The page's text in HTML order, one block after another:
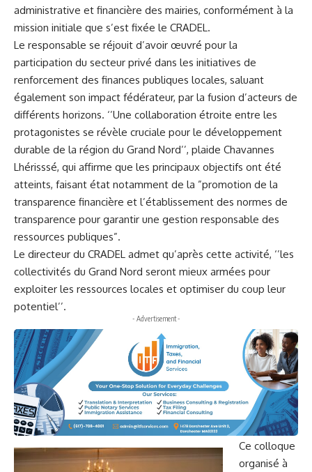
administrative et financière des mairies, conformément à la
mission initiale que s’est fixée le CRADEL.
Le responsable se réjouit d’avoir œuvré pour la
participation du secteur privé dans les initiatives de
renforcement des finances publiques locales, saluant
également son impact fédérateur, par la fusion d’acteurs de
différents horizons. ‘’Une collaboration étroite entre les
protagonistes se révèle cruciale pour le développement
durable de la région du Grand Nord’’, plaide Chavannes
Lhérisssé, qui affirme que les principaux objectifs ont été
atteints, faisant état notamment de la ”promotion de la
transparence financière et l’établissement des normes de
transparence pour garantir une gestion responsable des
ressources publiques”.
Le directeur du CRADEL admet qu’après cette activité, ‘’les
collectivités du Grand Nord seront mieux armées pour
exploiter les ressources locales et optimiser du coup leur
potentiel’’.
- Advertisement -
Ce colloque
organisé à